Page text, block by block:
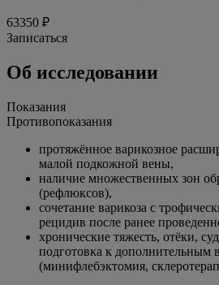
63350 ₽
Записаться
Об исследовании
Показания
Противопоказания
протяжённое варикозное
малой подкожной вены,
наличие множественных зон
(рефлюксов),
сочетание варикоза с
рецидив после ранее
хронические тяжесть, отёки,
подготовка к дополнительным
(минифлебэктомия,